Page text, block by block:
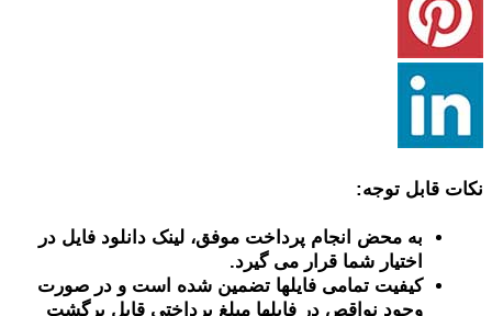
نکات قابل توجه:
به محض انجام پرداخت موفق، لینک دانلود فایل در
اختیار شما قرار می گیرد.
کیفیت تمامی فایلها تضمین شده است و در صورت
وجود نواقص در فایلها مبلغ پرداختی قابل برگشت